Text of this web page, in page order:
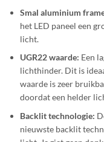
Smal aluminium
het LED paneel een
licht.
UGR22 waarde: Een
lichthinder. Dit is
waarde is zeer
doordat een helder
Backlit technologie:
nieuwste backlit